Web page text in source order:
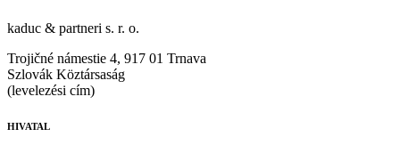
kaduc & partneri s. r. o.
Trojičné námestie 4, 917 01 Trnava
Szlovák Köztársaság
(levelezési cím)
HIVATAL